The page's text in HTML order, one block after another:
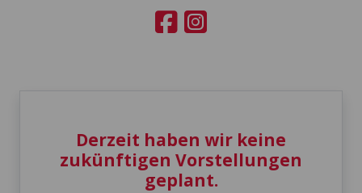
Derzeit haben wir keine
zukünftigen Vorstellungen
geplant.